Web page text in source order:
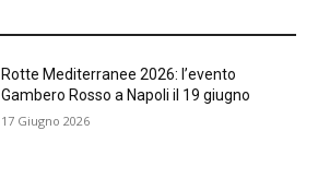
Rotte Mediterranee 2026: l’evento
Gambero Rosso a Napoli il 19 giugno
17 Giugno 2026